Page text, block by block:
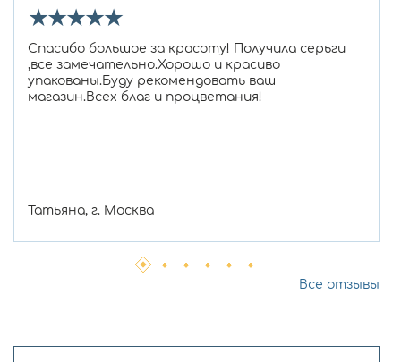
★★★★★
Спасибо большое за красоту! Получила серьги
,все замечательно.Хорошо и красиво
упакованы.Буду рекомендовать ваш
магазин.Всех благ и процветания!
Татьяна, г. Москва
Все отзывы